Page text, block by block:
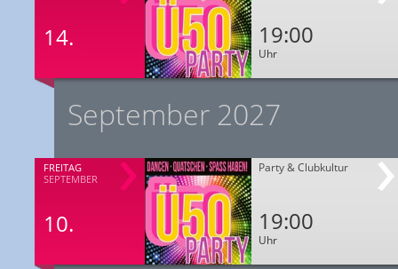
14. 19:00
Uhr
September 2027
FREITAG
SEPTEMBER
10.
Party & Clubkultur
19:00
Uhr